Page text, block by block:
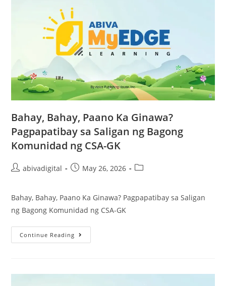
Bahay, Bahay, Paano Ka Ginawa?
Pagpapatibay sa Saligan ng Bagong
Komunidad ng CSA-GK
abivadigital May 26, 2026
Bahay, Bahay, Paano Ka Ginawa? Pagpapatibay sa Saligan
ng Bagong Komunidad ng CSA-GK
Continue Reading